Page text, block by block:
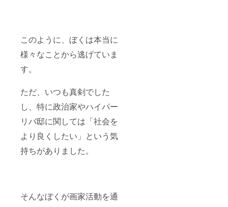
このように、ぼくは本当に
様々なことから逃げていま
す。
ただ、いつも真剣でした
し、特に政治家やハイパー
リバ邸に関しては「社会を
より良くしたい」という気
持ちがありました。
そんなぼくが画家活動を通